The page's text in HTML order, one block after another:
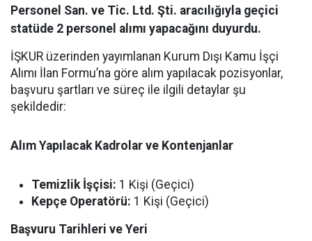
Personel San. ve Tic. Ltd. Şti. aracılığıyla geçici
statüde 2 personel alımı yapacağını duyurdu.
İŞKUR üzerinden yayımlanan Kurum Dışı Kamu İşçi
Alımı İlan Formu’na göre alım yapılacak pozisyonlar,
başvuru şartları ve süreç ile ilgili detaylar şu
şekildedir:
Alım Yapılacak Kadrolar ve Kontenjanlar
Temizlik İşçisi: 1 Kişi (Geçici)
Kepçe Operatörü: 1 Kişi (Geçici)
Başvuru Tarihleri ve Yeri